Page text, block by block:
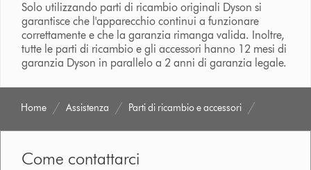
Solo utilizzando parti di ricambio originali Dyson si
garantisce che l'apparecchio continui a funzionare
correttamente e che la garanzia rimanga valida. Inoltre,
tutte le parti di ricambio e gli accessori hanno 12 mesi di
garanzia Dyson in parallelo a 2 anni di garanzia legale.
Home Assistenza Parti di ricambio e accessori
Come contattarci